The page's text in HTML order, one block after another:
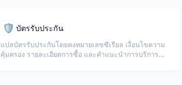
🛡️ บัตรรับประกัน
แปลบัตรรับประกันโดยคงหมายเลขซีเรียล เงื่อนไขความ
คุ้มครอง รายละเอียดการซื้อ และคำแนะนำการบริการ